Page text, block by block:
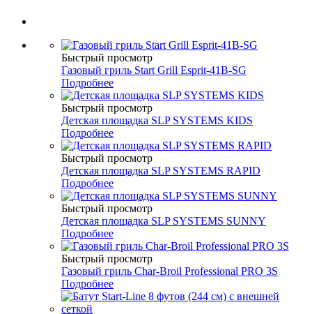
Быстрый просмотр
Газовый гриль Start Grill Esprit-41B-SG
Подробнее
Быстрый просмотр
Детская площадка SLP SYSTEMS KIDS
Подробнее
Быстрый просмотр
Детская площадка SLP SYSTEMS RAPID
Подробнее
Быстрый просмотр
Детская площадка SLP SYSTEMS SUNNY
Подробнее
Быстрый просмотр
Газовый гриль Char-Broil Professional PRO 3S
Подробнее